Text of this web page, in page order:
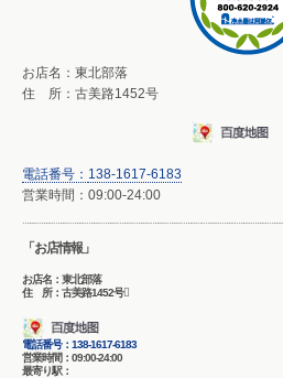
お店名：東北部落
住 所：古美路1452号
電話番号： 138-1617-6183
営業時間：09:00-24:00
「お店情報」
お店名：東北部落
住 所：古美路1452号
電話番号： 138-1617-6183
営業時間：09:00-24:00
最寄り駅：